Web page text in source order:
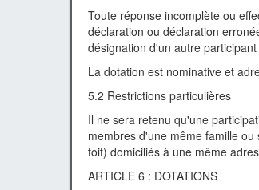
Toute réponse incomplète ou
déclaration ou déclaration
désignation d'un autre
La dotation est nominative et
5.2 Restrictions particulières
Il ne sera retenu qu'une
membres d'une même famille
toit) domiciliés à une même
ARTICLE 6 : DOTATIONS